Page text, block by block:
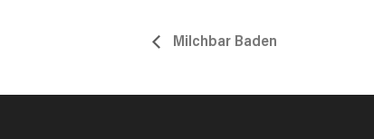
Milchbar Baden